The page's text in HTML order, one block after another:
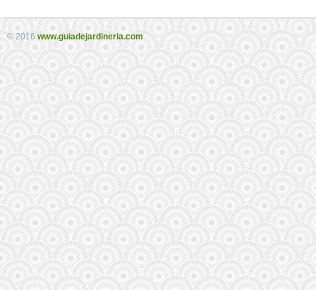
© 2016 www.guiadejardineria.com